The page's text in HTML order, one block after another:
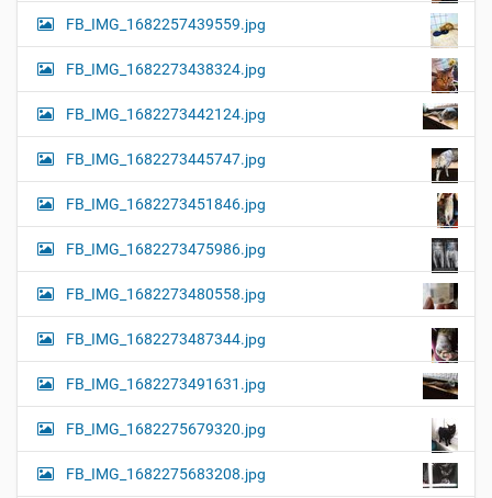
FB_IMG_1682257439559.jpg
FB_IMG_1682273438324.jpg
FB_IMG_1682273442124.jpg
FB_IMG_1682273445747.jpg
FB_IMG_1682273451846.jpg
FB_IMG_1682273475986.jpg
FB_IMG_1682273480558.jpg
FB_IMG_1682273487344.jpg
FB_IMG_1682273491631.jpg
FB_IMG_1682275679320.jpg
FB_IMG_1682275683208.jpg